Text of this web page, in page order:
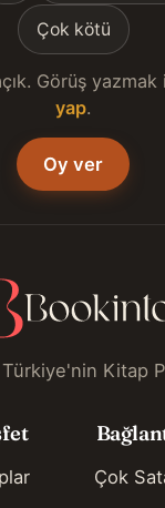
Çok kötü
Görüş yazmak
yap.
Oy ver
Kitap
Çok